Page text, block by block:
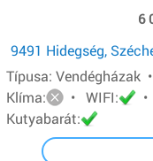
6
9491 Hidegség,
Típusa: Vendégházak
Klíma:
• WIFI:
Kutyabarát: